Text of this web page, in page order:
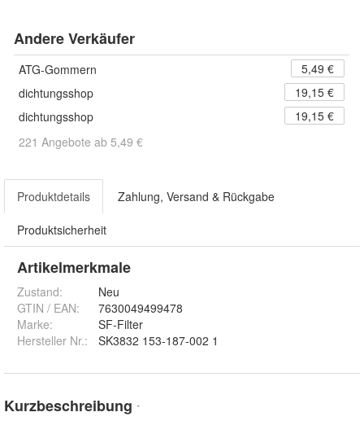
Andere Verkäufer
ATG-Gommern
5,49 €
dichtungsshop
19,15 €
dichtungsshop
19,15 €
221 Angebote ab 5,49 €
Produktdetails Zahlung, Versand & Rückgabe
Produktsicherheit
Artikelmerkmale
Zustand:
Neu
GTIN / EAN:
7630049499478
Marke:
SF-Filter
Hersteller Nr.:
SK3832 153-187-002 1
Kurzbeschreibung *